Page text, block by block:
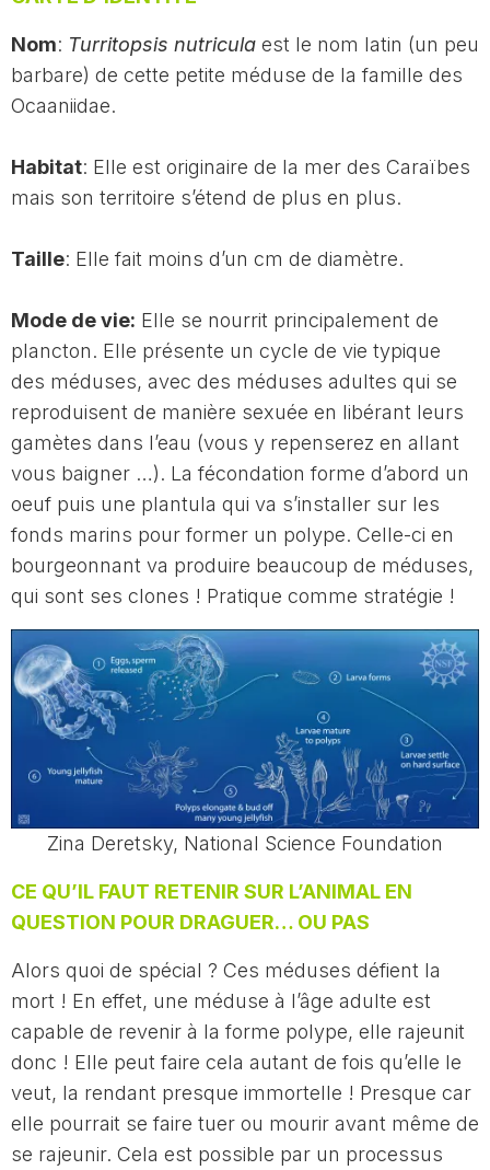
Nom: Turritopsis nutricula est le nom latin (un peu
barbare) de cette petite méduse de la famille des
Ocaaniidae.
Habitat: Elle est originaire de la mer des Caraïbes
mais son territoire s’étend de plus en plus.
Taille: Elle fait moins d’un cm de diamètre.
Mode de vie: Elle se nourrit principalement de
plancton. Elle présente un cycle de vie typique
des méduses, avec des méduses adultes qui se
reproduisent de manière sexuée en libérant leurs
gamètes dans l’eau (vous y repenserez en allant
vous baigner …). La fécondation forme d’abord un
oeuf puis une plantula qui va s’installer sur les
fonds marins pour former un polype. Celle-ci en
bourgeonnant va produire beaucoup de méduses,
qui sont ses clones ! Pratique comme stratégie !
Zina Deretsky, National Science Foundation
CE QU’IL FAUT RETENIR SUR L’ANIMAL EN
QUESTION POUR DRAGUER… OU PAS
Alors quoi de spécial ? Ces méduses défient la
mort ! En effet, une méduse à l’âge adulte est
capable de revenir à la forme polype, elle rajeunit
donc ! Elle peut faire cela autant de fois qu’elle le
veut, la rendant presque immortelle ! Presque car
elle pourrait se faire tuer ou mourir avant même de
se rajeunir. Cela est possible par un processus